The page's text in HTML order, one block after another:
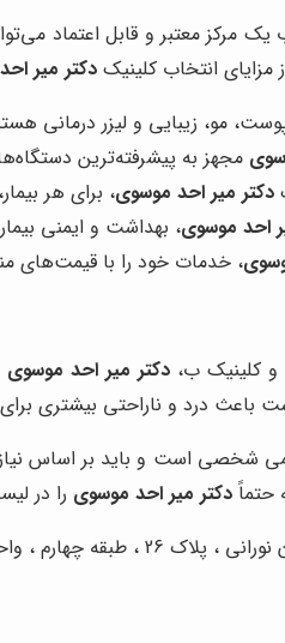
یک مرکز معتبر و قابل اعتماد
انتخاب کلینیک دکتر میر
مو، زیبایی و لیزر درمانی
مجهز به پیشرفته‌ترین
دکتر میر احد موسوی، برای هر
احد موسوی، بهداشت و ایمنی
، خدمات خود را با قیمت‌های
و کلینیک ب، دکتر میر احد موسوی
درد و ناراحتی بیشتری
شخصی است و باید بر اساس
حتماً دکتر میر احد موسوی را در
چهارم ، واحد 7